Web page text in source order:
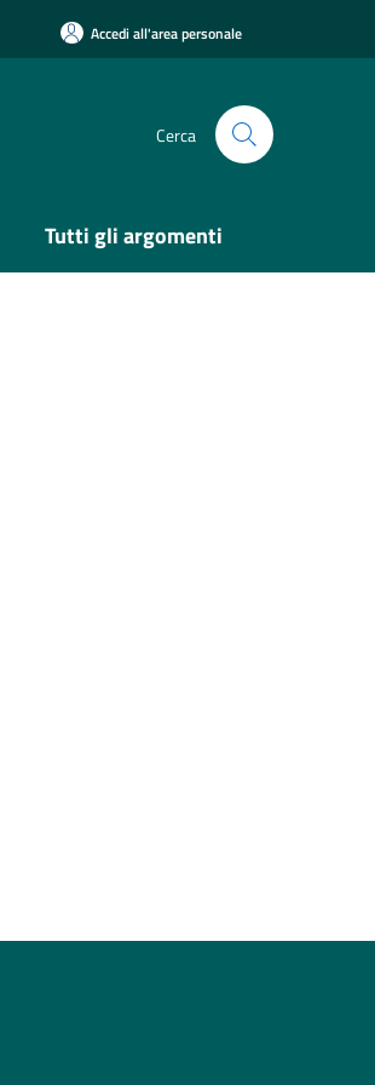
Accedi all'area personale
Cerca
Tutti gli argomenti